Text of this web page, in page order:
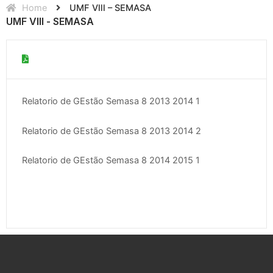
Home UMF Vlll – SEMASA
UMF Vlll - SEMASA
Relatorio de GEstão Semasa 8 2013 2014 1
Relatorio de GEstão Semasa 8 2013 2014 2
Relatorio de GEstão Semasa 8 2014 2015 1